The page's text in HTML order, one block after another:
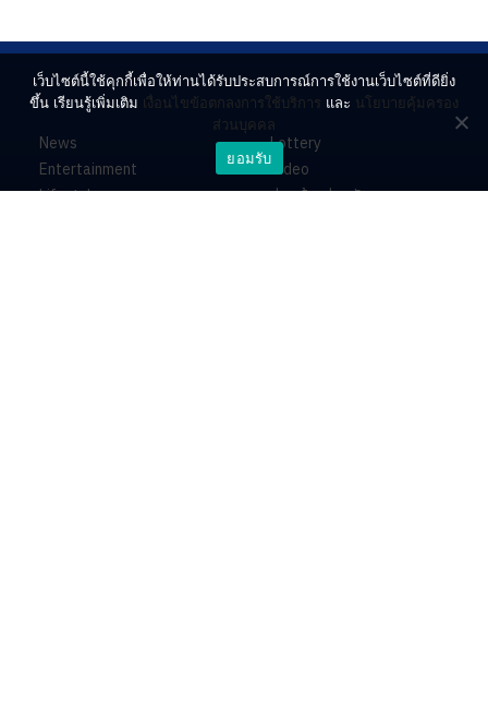
News
Entertainment
Lifestyle
Lottery
Video
ร่วมด้วยช่วยกัน
เว็บไซต์นี้ใช้คุกกี้เพื่อให้ท่านได้รับประสบการณ์การใช้งานเว็บไซต์ที่ดียิ่ง
ขึ้น เรียนรู้เพิ่มเติม เงื่อนไขข้อตกลงการใช้บริการ และ นโยบายคุ้มครอง
ส่วนบุคคล
ยอมรับ